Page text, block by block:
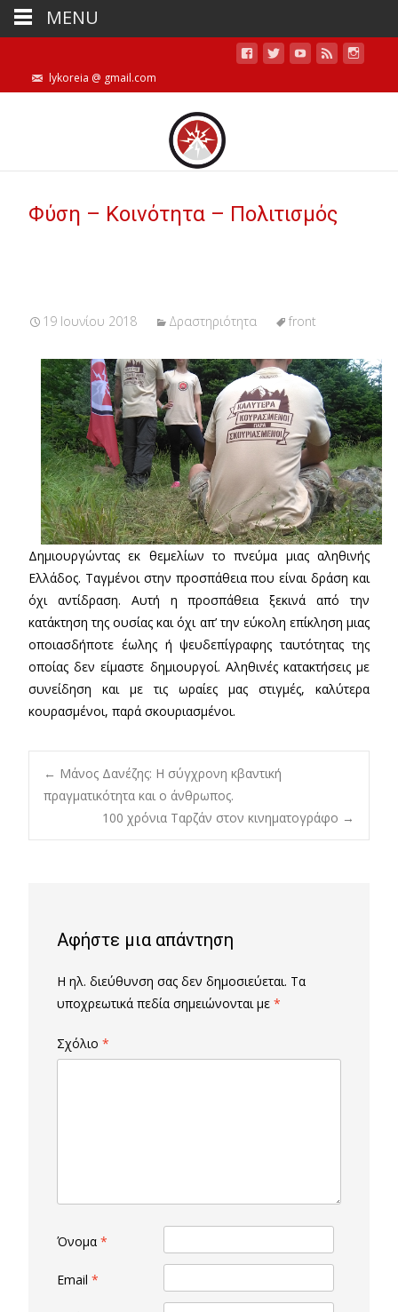
lykoreia @ gmail.com
Φύση – Κοινότητα – Πολιτισμός
19 Ιουνίου 2018 Δραστηριότητα front
Δημιουργώντας εκ θεμελίων το πνεύμα μιας αληθινής
Ελλάδος. Ταγμένοι στην προσπάθεια που είναι δράση και
όχι αντίδραση. Αυτή η προσπάθεια ξεκινά από την
κατάκτηση της ουσίας και όχι απ’ την εύκολη επίκληση μιας
οποιασδήποτε έωλης ή ψευδεπίγραφης ταυτότητας της
οποίας δεν είμαστε δημιουργοί. Αληθινές κατακτήσεις με
συνείδηση και με τις ωραίες μας στιγμές, καλύτερα
κουρασμένοι, παρά σκουριασμένοι.
Post
navigation
← Μάνος Δανέζης: Η σύγχρονη κβαντική
πραγματικότητα και ο άνθρωπος.
100 χρόνια Ταρζάν στον κινηματογράφο →
Αφήστε μια απάντηση
Η ηλ. διεύθυνση σας δεν δημοσιεύεται. Τα
υποχρεωτικά πεδία σημειώνονται με *
Σχόλιο *
Όνομα *
Email *
MENU